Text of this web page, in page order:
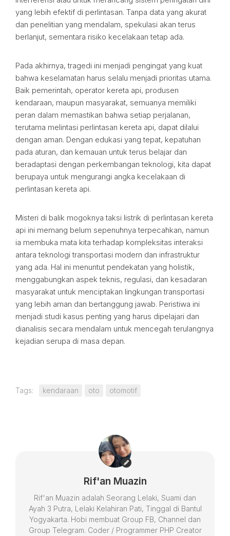
yang lebih efektif di perlintasan. Tanpa data yang akurat
dan penelitian yang mendalam, spekulasi akan terus
berlanjut, sementara risiko kecelakaan tetap ada.
Pada akhirnya, tragedi ini menjadi pengingat yang kuat
bahwa keselamatan harus selalu menjadi prioritas utama.
Baik pemerintah, operator kereta api, produsen
kendaraan, maupun masyarakat, semuanya memiliki
peran dalam memastikan bahwa setiap perjalanan,
terutama melintasi perlintasan kereta api, dapat dilalui
dengan aman. Dengan edukasi yang tepat, kepatuhan
pada aturan, dan kemauan untuk terus belajar dan
beradaptasi dengan perkembangan teknologi, kita dapat
berupaya untuk mengurangi angka kecelakaan di
perlintasan kereta api.
Misteri di balik mogoknya taksi listrik di perlintasan kereta
api ini memang belum sepenuhnya terpecahkan, namun
ia membuka mata kita terhadap kompleksitas interaksi
antara teknologi transportasi modern dan infrastruktur
yang ada. Hal ini menuntut pendekatan yang holistik,
menggabungkan aspek teknis, regulasi, dan kesadaran
masyarakat untuk menciptakan lingkungan transportasi
yang lebih aman dan bertanggung jawab. Peristiwa ini
menjadi studi kasus penting yang harus dipelajari dan
dianalisis secara mendalam untuk mencegah terulangnya
kejadian serupa di masa depan.
Tags: kendaraan oto otomotif
Rif'an Muazin
Rif'an Muazin adalah Seorang Lelaki, Suami dan
Ayah 3 Putra, Lelaki Kelahiran Pati, Tinggal di Bantul
Yogyakarta. Hobi membuat Group FB, Channel dan
Group Telegram. Coder / Programmer PHP Creator